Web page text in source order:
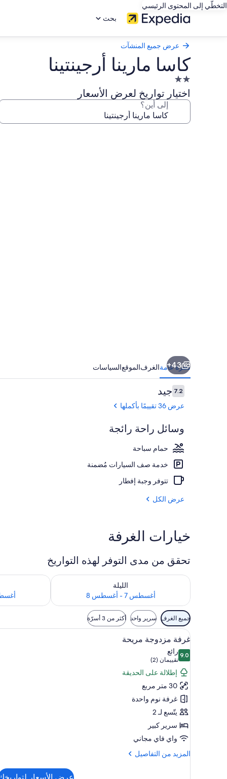
التخطّي إلى المحتوى الرئيسي
بحث
عرض جميع المنشآت
كاسا مارينا أرجينتينا
منشأة
فندقية
مصنفة
بنجمتين
2.0
اختيار تواريخ لعرض الأسعار
إلى أين؟
43+
نظرة عامةالغرفالموقعالسياسات
التقييمات
7.27.2 من 10جيد
عرض 36 تقييمًا بأكملها
وسائل راحة رائجة
حمام سباحة
خدمة صف السيارات مُضمنة
تتوفر وجبة إفطار
عرض الكل
خيارات الغرفة
تحقق من مدى التوفر لهذه التواريخ
الليلة
أغسطس 7 - أغسطس 8
تحقق من مدى التوفر لليلة للفترة أغسطس 7 - أغسطس 8
أغسطس 8 -
تحقق من مدى
عوامل
التصفية
المتاحة
للغرف
جميع الغرف سرير واحد أكثر من 3 أسرّة
استعراض
جميع
صور
غرفة
مزدوجة
مريحة
ملاءات للفراش لا تسبب
21
غرفة مزدوجة مريحة
9.09.0 من 10
رائع
تقييمان (2)
(تقييمان
(2))إطلالة على الحديقة
30 متر مربع
غرفة نوم واحدة
يتّسع لـ 2
سرير كبير
واي فاي مجاني
المزيد من التفاصيل
المزيد